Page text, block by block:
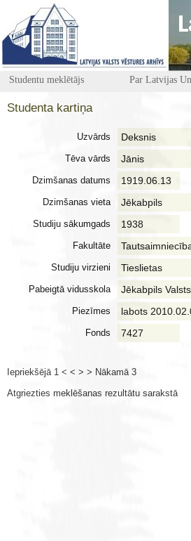
Studenta kartiņa
Uzvārds Deksnis
Tēva vārds Jānis
Dzimšanas datums 1919.06.13
Dzimšanas vieta Jēkabpils
Studiju sākumgads 1938
Fakultāte
Studiju virzieni Tieslietas
Pabeigtā vidusskola Jēkabpils
Piezīmes labots
Fonds 7427
Iepriekšējā 1 < < > > Nākamā 3
Atgriezties meklēšanas rezultātu sarakstā
Studentu meklētājs Par Latvijas